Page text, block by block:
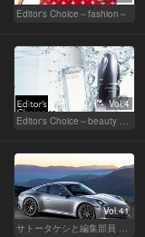
Editor's Choice～fashion～
Vol.4
Editor's Choice～beauty & wellness～
Vol.41
サトータケシと編集部員 船山の"CAR GENTSへの道"